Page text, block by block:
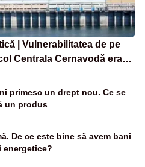
| Vulnerabilitatea de pe
Centrala Cernavodă era
Ceaușescu
primesc un drept nou. Ce se
un produs
De ce este bine să avem bani
energetice?